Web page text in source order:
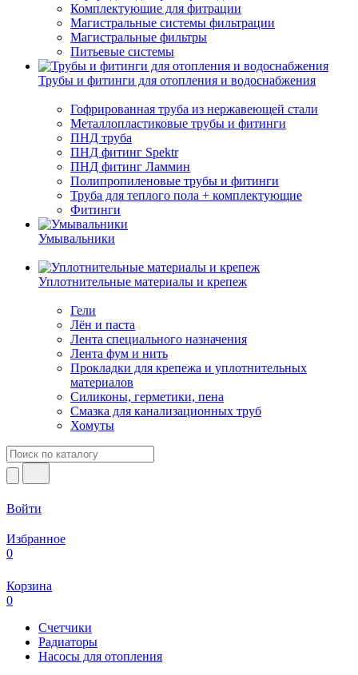
Комплектующие для фитрации
Магистральные системы фильтрации
Магистральные фильтры
Питьевые системы
Трубы и фитинги для отопления и водоснабжения
Гофрированная труба из нержавеющей стали
Металлопластиковые трубы и фитинги
ПНД труба
ПНД фитинг Spektr
ПНД фитинг Ламмин
Полипропиленовые трубы и фитинги
Труба для теплого пола + комплектующие
Фитинги
Умывальники
Уплотнительные материалы и крепеж
Гели
Лён и паста
Лента специального назначения
Лента фум и нить
Прокладки для крепежа и уплотнительных
материалов
Силиконы, герметики, пена
Смазка для канализационных труб
Хомуты
Войти
Избранное
0
Корзина
0
Счетчики
Радиаторы
Насосы для отопления